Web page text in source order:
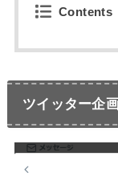
Contents
ツイッター企